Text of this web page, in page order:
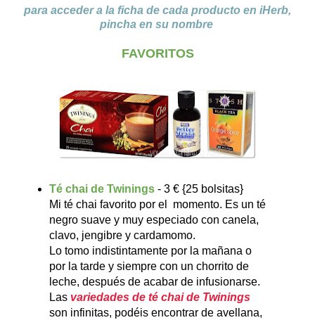
para acceder a la ficha de cada producto en iHerb,
pincha en su nombre
FAVORITOS
Té chai de Twinings- 3 € {25 bolsitas}
Mi té chai favorito por el momento. Es un té
negro suave y muy especiado con canela,
clavo, jengibre y cardamomo.
Lo tomo indistintamente por la mañana o
por la tarde y siempre con un chorrito de
leche, después de acabar de infusionarse.
Las variedades de té chai de Twinings
son infinitas, podéis encontrar de avellana,